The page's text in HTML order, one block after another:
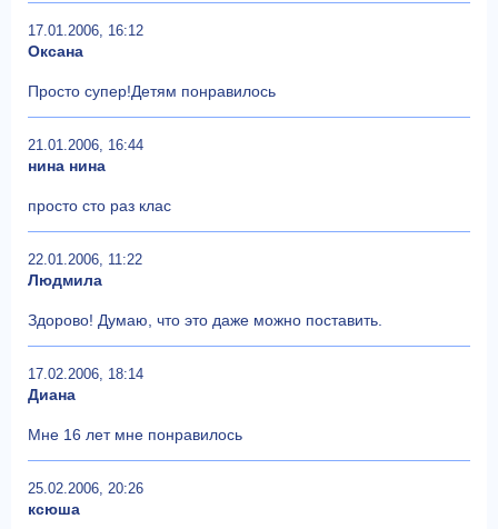
17.01.2006, 16:12
Оксана
Просто супер!Детям понравилось
21.01.2006, 16:44
нина нина
просто сто раз клас
22.01.2006, 11:22
Людмила
Здорово! Думаю, что это даже можно поставить.
17.02.2006, 18:14
Диана
Мне 16 лет мне понравилось
25.02.2006, 20:26
ксюша